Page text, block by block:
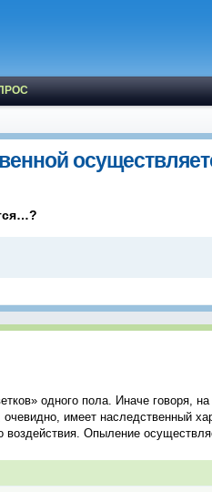
одного пола. Иначе говоря,
имеет наследственный
воздействия. Опыление